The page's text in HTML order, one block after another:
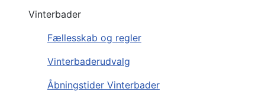
Vinterbader
Fællesskab og regler
Vinterbaderudvalg
Åbningstider Vinterbader